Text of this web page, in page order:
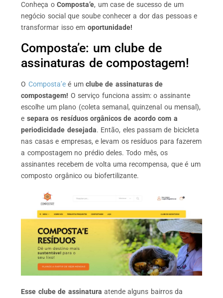
Conheça oComposta’e, um case de sucesso de um
negócio social que soube conhecer a dor das pessoas e
transformar isso em oportunidade!
Composta’e: um clube de
assinaturas de compostagem!
O Composta’eé um clube de assinaturas de
compostagem! O serviço funciona assim: o assinante
escolhe um plano (coleta semanal, quinzenal ou mensal),
e separa os resíduos orgânicos de acordo com a
periodicidade desejada. Então, eles passam de bicicleta
nas casas e empresas, e levam os resíduos para fazerem
a compostagem no prédio deles. Todo mês, os
assinantes recebem de volta uma recompensa, que é um
composto orgânico ou biofertilizante.
Esse clube de assinatura atende alguns bairros da